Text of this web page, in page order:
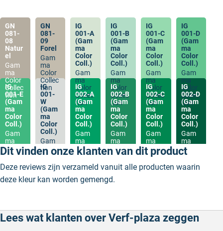
GN
081-
08
Natur
el
Gam
ma
Color
Collec
tion
GN
081-
09
Forel
Gam
ma
Color
Collec
tion
IG
001-A
(Gam
ma
Color
Coll.)
Gam
ma
Color
Collec
tion
IG
001-B
(Gam
ma
Color
Coll.)
Gam
ma
Color
Collec
tion
IG
001-C
(Gam
ma
Color
Coll.)
Gam
ma
Color
Collec
tion
IG
001-D
(Gam
ma
Color
Coll.)
Gam
ma
Color
Collec
tion
IG
001-E
(Gam
ma
Color
Coll.)
Gam
ma
Color
Collec
IG
001-
W
(Gam
ma
Color
Coll.)
Gam
ma
Color
Collec
tion
IG
002-A
(Gam
ma
Color
Coll.)
Gam
ma
Color
Collec
IG
002-B
(Gam
ma
Color
Coll.)
Gam
ma
Color
Collec
tion
IG
002-C
(Gam
ma
Color
Coll.)
Gam
ma
Color
Collec
tion
IG
002-D
(Gam
ma
Color
Coll.)
Gam
ma
Color
Collec
Dit vinden onze klanten van dit product
Deze reviews zijn verzameld vanuit alle producten waarin
deze kleur kan worden gemengd.
Lees wat klanten over Verf-plaza zeggen